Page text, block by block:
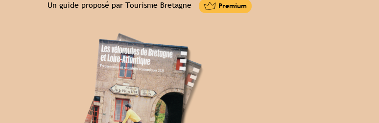
Un guide proposé par Tourisme Bretagne